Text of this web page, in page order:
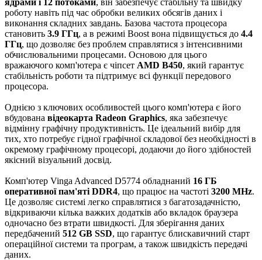
роботу навіть під час обробки великих обсягів даних і
виконання складних завдань. Базова частота процесора
становить 3.9 ГГц, а в режимі Boost вона підвищується до 4.4
ГГц, що дозволяє без проблем справлятися з інтенсивними
обчислювальними процесами. Основою для цього
вражаючого комп'ютера є чіпсет AMD B450, який гарантує
стабільність роботи та підтримує всі функції передового
процесора.
Однією з ключових особливостей цього комп'ютера є його
вбудована відеокарта Radeon Graphics, яка забезпечує
відмінну графічну продуктивність. Це ідеальний вибір для
тих, хто потребує гідної графічної складової без необхідності в
окремому графічному процесорі, додаючи до його здібностей
якісний візуальний досвід.
Комп'ютер Vinga Advanced D5774 обладнаний 16 ГБ
оперативної пам'яті DDR4, що працює на частоті 3200 MHz.
Це дозволяє системі легко справлятися з багатозадачністю,
відкриваючи кілька важких додатків або вкладок браузера
одночасно без втрати швидкості. Для зберігання даних
передбачений 512 GB SSD, що гарантує блискавичний старт
операційної системи та програм, а також швидкість передачі
даних.